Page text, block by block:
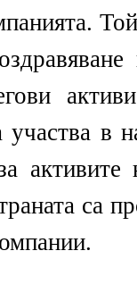
в
са